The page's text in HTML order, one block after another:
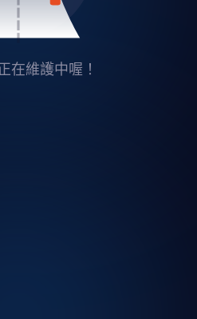
在維護中喔！